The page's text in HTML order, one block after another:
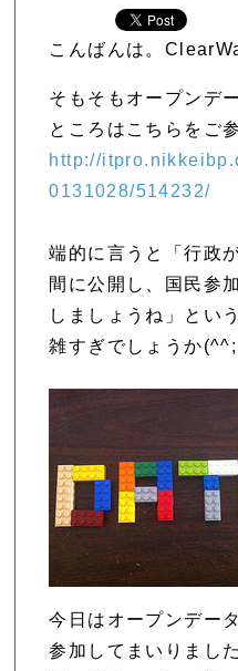
こんばんは。
そもそもオープンデ
ところはこちらをご
http://
0131028/514232/
端的に言うと「行政
間に公開し、国民参
しましょうね」とい
雑すぎでしょうか(^^;
今日はオープンデー
参加してまいりました